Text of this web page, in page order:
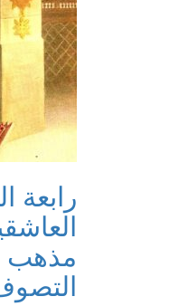
رابعة
مذهب